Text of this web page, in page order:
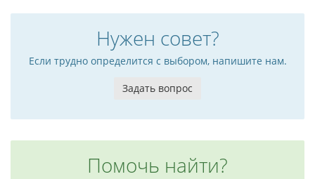
Нужен совет?
Если трудно определится с выбором, напишите нам.
Задать вопрос
Помочь найти?